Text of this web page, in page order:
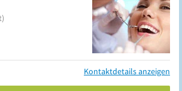
Kontaktdetails anzeigen